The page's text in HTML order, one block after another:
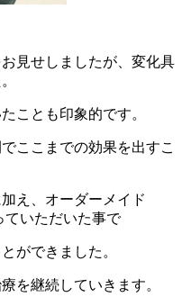
見せしましたが、変化具
ことも印象的です。
ここまでの効果を出すこ
え、オーダーメイド
いただいた事で
ができました。
を継続していきます。